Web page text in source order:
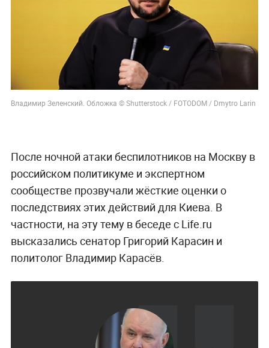
Владимир Зеленский. Обложка © Shutterstock / FOTODOM / Dmytro Larin
После ночной атаки беспилотников на Москву в
российском политикуме и экспертном
сообществе прозвучали жёсткие оценки о
последствиях этих действий для Киева. В
частности, на эту тему в беседе с Life.ru
высказались сенатор Григорий Карасин и
политолог Владимир Карасёв.